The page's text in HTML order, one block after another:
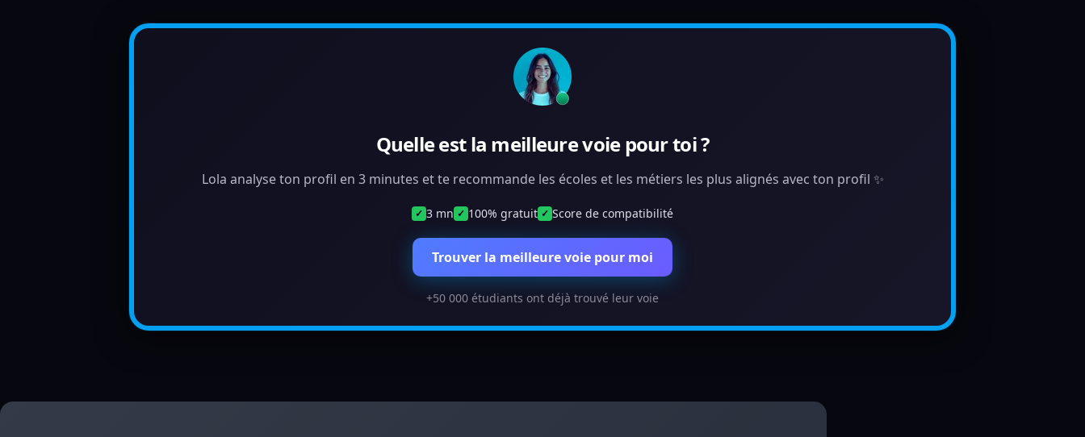
Quelle est la meilleure voie pour toi ?
Lola analyse ton profil en 3 minutes et te recommande les écoles et les métiers les plus alignés avec ton profil ✨
✓ 3 mn ✓ 100% gratuit ✓ Score de compatibilité
Trouver la meilleure voie pour moi
+50 000 étudiants ont déjà trouvé leur voie